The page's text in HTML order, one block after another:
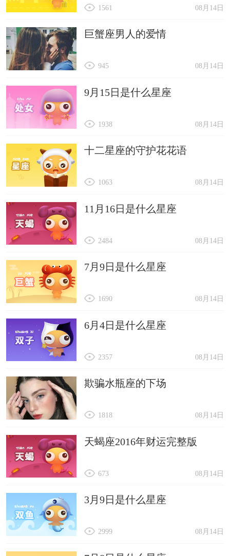
08月14日
1561
巨蟹座男人的爱情
08月14日
945
9月15日是什么星座
08月14日
1938
十二星座的守护花花语
08月14日
1063
11月16日是什么星座
08月14日
2484
7月9日是什么星座
08月14日
1690
6月4日是什么星座
08月14日
2357
欺骗水瓶座的下场
08月14日
1818
天蝎座2016年财运完整版
08月14日
673
3月9日是什么星座
08月14日
2999